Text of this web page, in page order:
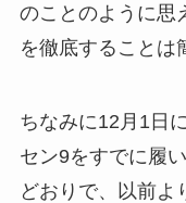
のことのように思
を徹底することは
ちなみに12月1日
セン9をすでに履
どおりで、以前よ